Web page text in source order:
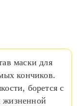
маски для
кончиков.
борется с
жизненной